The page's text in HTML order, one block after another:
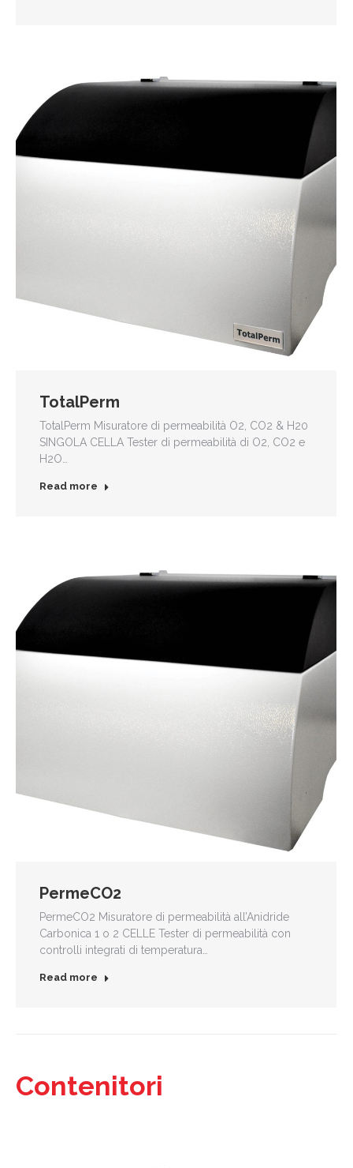
TotalPerm
TotalPerm Misuratore di permeabilità O2, CO2 & H20
SINGOLA CELLA Tester di permeabilità di O2, CO2 e
H2O…
Read more
PermeCO2
PermeCO2 Misuratore di permeabilità all’Anidride
Carbonica 1 o 2 CELLE Tester di permeabilità con
controlli integrati di temperatura…
Read more
Contenitori